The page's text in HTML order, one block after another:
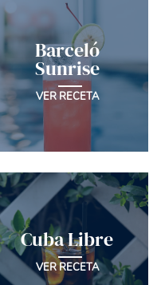
Barceló
Sunrise
VER RECETA
Cuba Libre
VER RECETA